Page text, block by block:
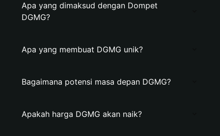
Apa yang dimaksud dengan Dompet
DGMG?
Apa yang membuat DGMG unik?
Bagaimana potensi masa depan DGMG?
Apakah harga DGMG akan naik?